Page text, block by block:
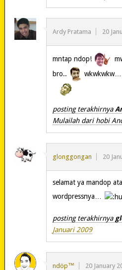
Ardy Pratama 20
mntap ndop!
bro..
wkwkwkw…
posting terakhirnya
Mulailah dari hobi
glonggongan 20
selamat ya mandop
wordpressnya…
posting terakhirnya
Januari 2009
ndöp™ 20 January